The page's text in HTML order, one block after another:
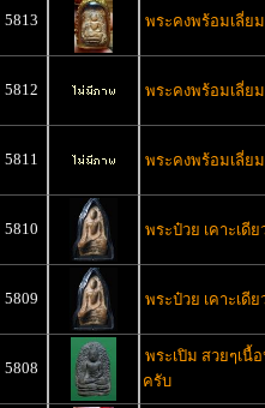
5813 พระคงพร้อมเลี่ย
5812 พระคงพร้อมเลี่ย
5811 พระคงพร้อมเลี่ย
5810 พระป๋วย เคาะเดีย
5809 พระป๋วย เคาะเดีย
5808
พระเปิม สวยๆเ
ครับ